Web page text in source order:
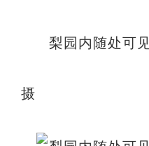
梨园内随处可
摄